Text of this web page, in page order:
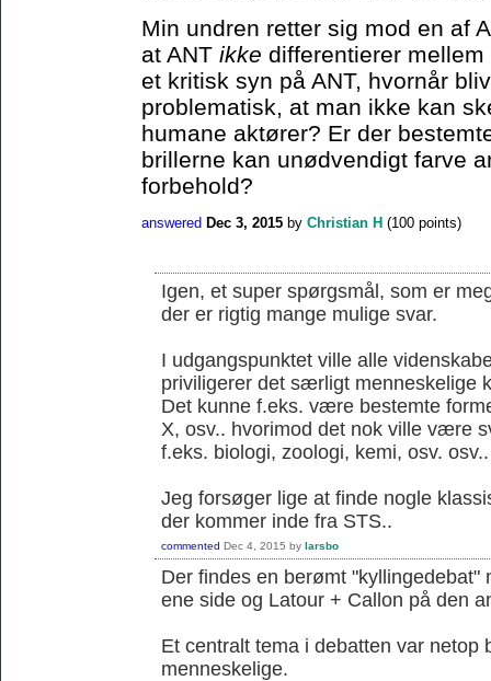
Min undren retter sig mod en af
at ANT ikke differentierer
et kritisk syn på ANT, hvornår
problematisk, at man ikke kan
humane aktører? Er der
brillerne kan unødvendigt farve
forbehold?
answered Dec 3, 2015 by Christian H (100 points)
Igen, et super spørgsmål, som er
der er rigtig mange mulige svar.
I udgangspunktet ville alle
priviligerer det særligt menneskelige
Det kunne f.eks. være bestemte
X, osv.. hvorimod det nok ville være
f.eks. biologi, zoologi, kemi, osv. osv..
Jeg forsøger lige at finde nogle
der kommer inde fra STS..
commented Dec 4, 2015 by larsbo
Der findes en berømt "kyllingedebat"
ene side og Latour + Callon på den
Et centralt tema i debatten var netop
menneskelige.